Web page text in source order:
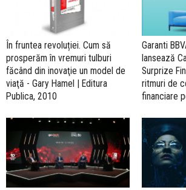
În fruntea revoluției. Cum să
prosperăm în vremuri tulburi
făcând din inovaţie un model de
viaţă - Gary Hamel | Editura
Publica, 2010
Garanti
lansează
Surprize
ritmuri de
financiare